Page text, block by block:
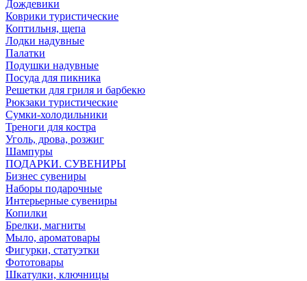
Дождевики
Коврики туристические
Коптильня, щепа
Лодки надувные
Палатки
Подушки надувные
Посуда для пикника
Решетки для гриля и барбекю
Рюкзаки туристические
Сумки-холодильники
Треноги для костра
Уголь, дрова, розжиг
Шампуры
ПОДАРКИ. СУВЕНИРЫ
Бизнес сувениры
Наборы подарочные
Интерьерные сувениры
Копилки
Брелки, магниты
Мыло, ароматовары
Фигурки, статуэтки
Фототовары
Шкатулки, ключницы